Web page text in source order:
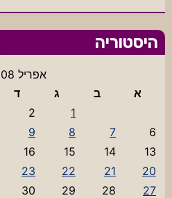
היסטוריה
אפריל 2008
א
ב ג ד
1
2
6
7
8
9
13
14
15
16
20
21
22
23
27
28
29
30